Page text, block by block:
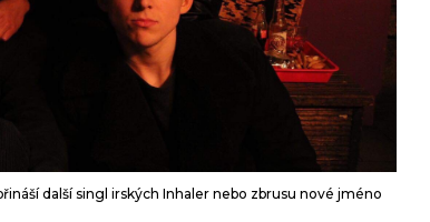
další singl irských Inhaler nebo zbrusu nové jméno